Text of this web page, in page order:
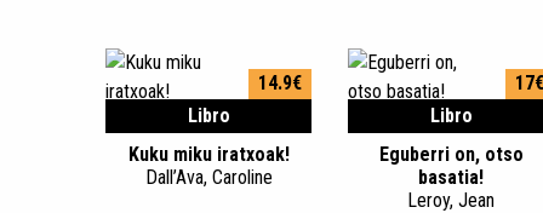
Libro
14.9€
Kuku miku iratxoak!
Dall’Ava, Caroline
Libro
17€
Eguberri on, otso
basatia!
Leroy, Jean